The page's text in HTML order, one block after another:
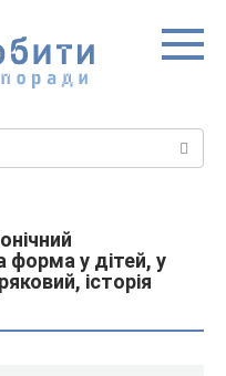
форма у дітей, у
історія